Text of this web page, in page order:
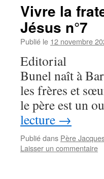
Vivre la
Jésus n°7
Publié le 12 novembre
Editorial
Bunel naît à
les frères et
le père est un
lecture →
Publié dans Père
Laisser un commentaire